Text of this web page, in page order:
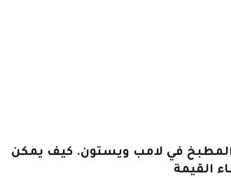
المطبخ في لامب ويستون. كيف يمكن
القيمة